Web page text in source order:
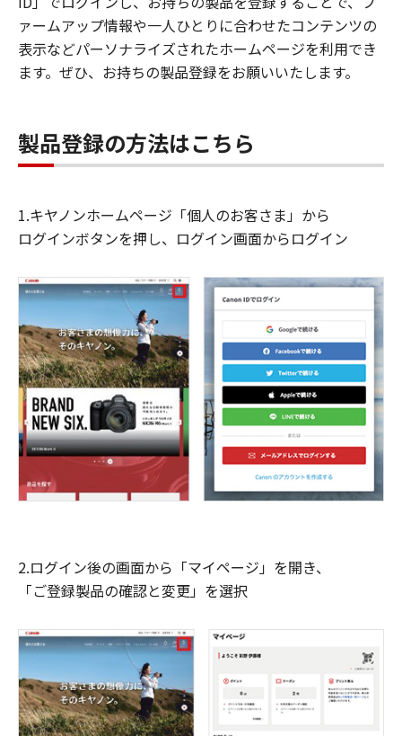
ァームアップ情報や一人ひとりに合わせたコンテンツの
表示などパーソナライズされたホームページを利用でき
ます。ぜひ、お持ちの製品登録をお願いいたします。
製品登録の方法はこちら
1.キヤノンホームページ「個人のお客さま」から
ログインボタンを押し、ログイン画面からログイン
2.ログイン後の画面から「マイページ」を開き、
「ご登録製品の確認と変更」を選択